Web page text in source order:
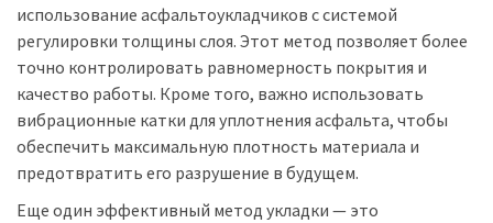
использование асфальтоукладчиков с системой
регулировки толщины слоя. Этот метод позволяет более
точно контролировать равномерность покрытия и
качество работы. Кроме того, важно использовать
вибрационные катки для уплотнения асфальта, чтобы
обеспечить максимальную плотность материала и
предотвратить его разрушение в будущем.
Еще один эффективный метод укладки — это